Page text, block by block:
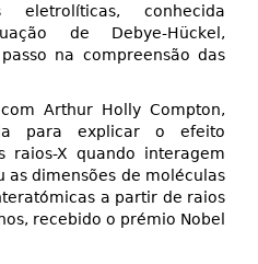
conhecida
de Debye-Hückel,
na compreensão das
Arthur Holly Compton,
para explicar o efeito
raios-X quando interagem
as dimensões de moléculas
a partir de raios
recebido o prémio Nobel